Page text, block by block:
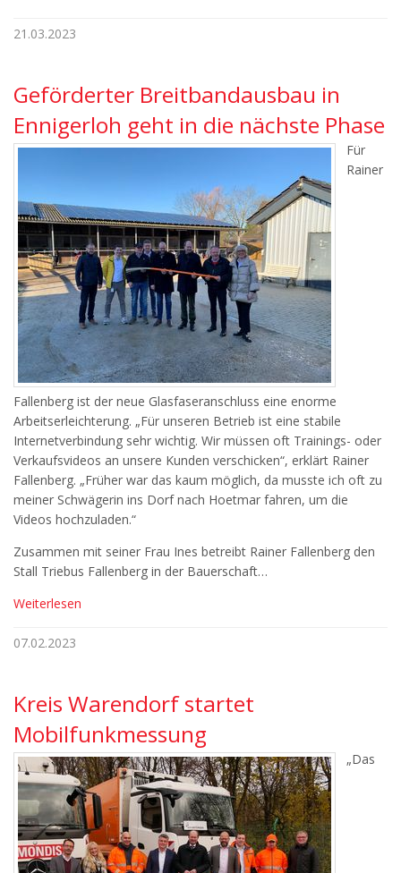
21.03.2023
Geförderter Breitbandausbau in
Ennigerloh geht in die nächste Phase
Für
Rainer
Fallenberg ist der neue Glasfaseranschluss eine enorme
Arbeitserleichterung. „Für unseren Betrieb ist eine stabile
Internetverbindung sehr wichtig. Wir müssen oft Trainings- oder
Verkaufsvideos an unsere Kunden verschicken“, erklärt Rainer
Fallenberg. „Früher war das kaum möglich, da musste ich oft zu
meiner Schwägerin ins Dorf nach Hoetmar fahren, um die
Videos hochzuladen.“
Zusammen mit seiner Frau Ines betreibt Rainer Fallenberg den
Stall Triebus Fallenberg in der Bauerschaft…
Weiterlesen
07.02.2023
Kreis Warendorf startet
Mobilfunkmessung
„Das